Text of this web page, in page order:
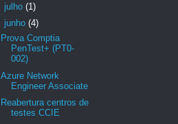
julho (1)
junho (4)
Prova Comptia
PenTest+ (PT0-
002)
Azure Network
Engineer Associate
Reabertura centros de
testes CCIE